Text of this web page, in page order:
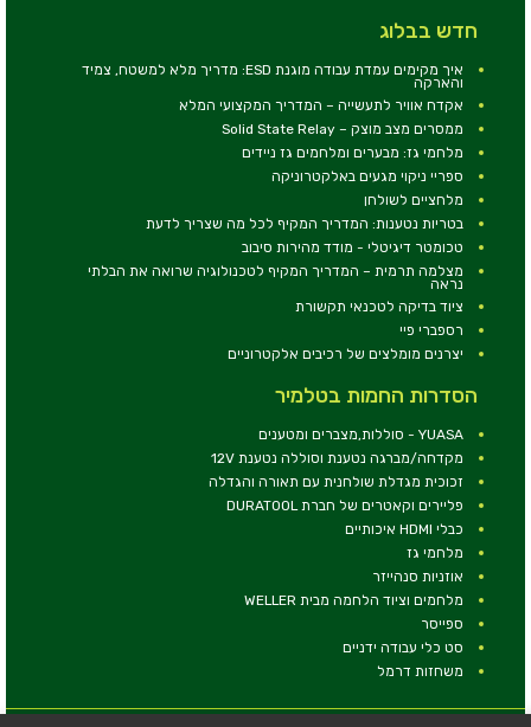
חדש בבלוג
איך מקימים עמדת עבודה מוגנת ESD: מדריך מלא למשטח, צמיד
והארקה
אקדח אוויר לתעשייה – המדריך המקצועי המלא
ממסרים מצב מוצק – Solid State Relay
מלחמי גז: מבערים ומלחמים גז ניידים
ספריי ניקוי מגעים באלקטרוניקה
מלחציים לשולחן
בטריות נטענות: המדריך המקיף לכל מה שצריך לדעת
טכומטר דיגיטלי - מודד מהירות סיבוב
מצלמה תרמית – המדריך המקיף לטכנולוגיה שרואה את הבלתי
נראה
ציוד בדיקה לטכנאי תקשורת
רספברי פיי
יצרנים מומלצים של רכיבים אלקטרוניים
הסדרות החמות בטלמיר
YUASA - סוללות,מצברים ומטענים
מקדחה/מברגה נטענת וסוללה נטענת 12V
זכוכית מגדלת שולחנית עם תאורה והגדלה
פליירים וקאטרים של חברת DURATOOL
כבלי HDMI איכותיים
מלחמי גז
אוזניות סנהייזר
מלחמים וציוד הלחמה מבית WELLER
ספייסר
סט כלי עבודה ידניים
משחזות דרמל